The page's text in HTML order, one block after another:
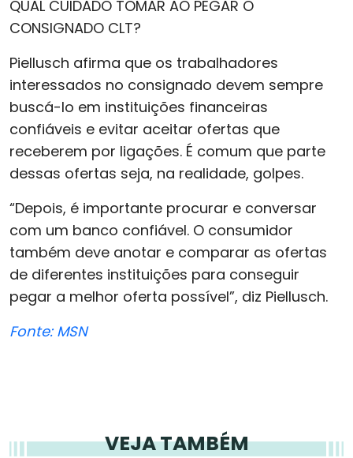
QUAL CUIDADO TOMAR AO PEGAR O
CONSIGNADO CLT?
Piellusch afirma que os trabalhadores
interessados no consignado devem sempre
buscá-lo em instituições financeiras
confiáveis e evitar aceitar ofertas que
receberem por ligações. É comum que parte
dessas ofertas seja, na realidade, golpes.
“Depois, é importante procurar e conversar
com um banco confiável. O consumidor
também deve anotar e comparar as ofertas
de diferentes instituições para conseguir
pegar a melhor oferta possível”, diz Piellusch.
Fonte: MSN
VEJA TAMBÉM